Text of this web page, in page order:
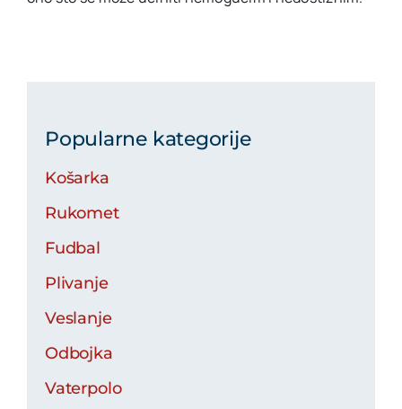
Popularne kategorije
Košarka
Rukomet
Fudbal
Plivanje
Veslanje
Odbojka
Vaterpolo